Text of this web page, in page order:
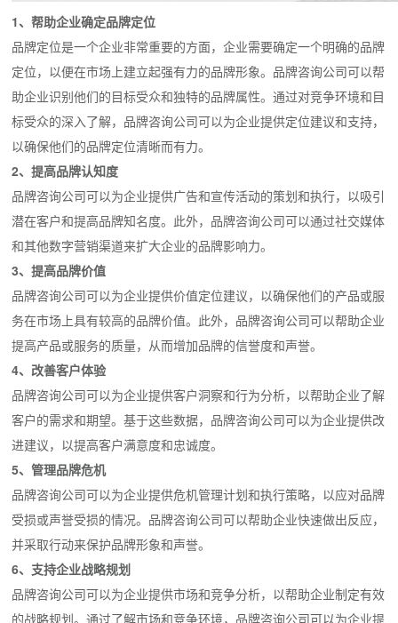
1、帮助企业确定品牌定位
品牌定位是一个企业非常重要的方面，企业需要确定一个明确的品牌
定位，以便在市场上建立起强有力的品牌形象。品牌咨询公司可以帮
助企业识别他们的目标受众和独特的品牌属性。通过对竞争环境和目
标受众的深入了解，品牌咨询公司可以为企业提供定位建议和支持，
以确保他们的品牌定位清晰而有力。
2、提高品牌认知度
品牌咨询公司可以为企业提供广告和宣传活动的策划和执行，以吸引
潜在客户和提高品牌知名度。此外，品牌咨询公司可以通过社交媒体
和其他数字营销渠道来扩大企业的品牌影响力。
3、提高品牌价值
品牌咨询公司可以为企业提供价值定位建议，以确保他们的产品或服
务在市场上具有较高的品牌价值。此外，品牌咨询公司可以帮助企业
提高产品或服务的质量，从而增加品牌的信誉度和声誉。
4、改善客户体验
品牌咨询公司可以为企业提供客户洞察和行为分析，以帮助企业了解
客户的需求和期望。基于这些数据，品牌咨询公司可以为企业提供改
进建议，以提高客户满意度和忠诚度。
5、管理品牌危机
品牌咨询公司可以为企业提供危机管理计划和执行策略，以应对品牌
受损或声誉受损的情况。品牌咨询公司可以帮助企业快速做出反应，
并采取行动来保护品牌形象和声誉。
6、支持企业战略规划
品牌咨询公司可以为企业提供市场和竞争分析，以帮助企业制定有效
的战略规划。通过了解市场和竞争环境，品牌咨询公司可以为企业提